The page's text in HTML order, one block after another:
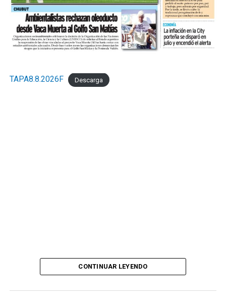
TAPA8.8.2026F Descarga
CONTINUAR LEYENDO